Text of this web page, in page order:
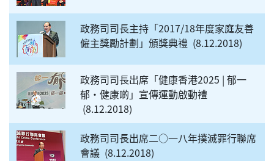
政務司司長主持「2017/18年度家庭友善
僱主獎勵計劃」頒獎典禮 8.12.2018
政務司司長出席「健康香港2025 | 郁一
郁‧健康啲」宣傳運動啟動禮
8.12.2018
政務司司長出席二○一八年撲滅罪行聯席
會議 8.12.2018